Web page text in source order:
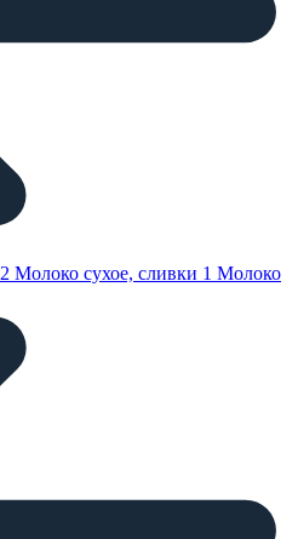
2 Молоко сухое, сливки 1 Молоко